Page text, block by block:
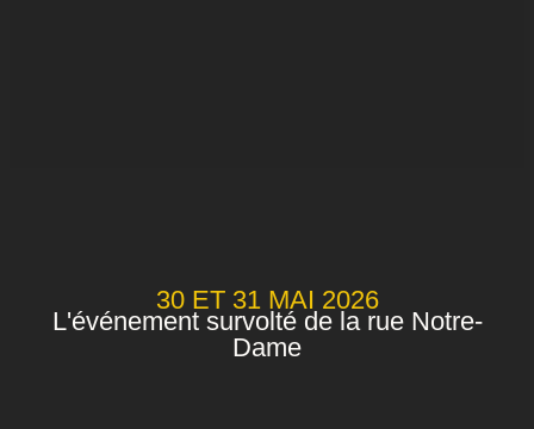
30 ET 31 MAI 2026
L'événement survolté de la rue Notre-
Dame